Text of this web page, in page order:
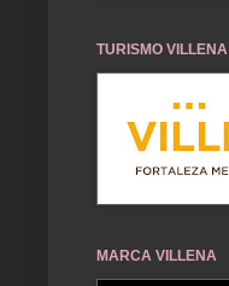
TURISMO VILLENA
MARCA VILLENA